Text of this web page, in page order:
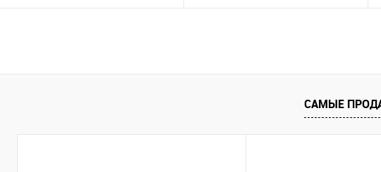
САМЫЕ